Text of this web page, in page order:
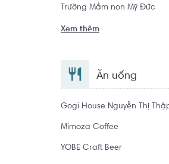
Trường Mầm non Mỹ Đức
Xem thêm
Ăn uống
Gogi House Nguyễn Thị
Mimoza Coffee
YOBE Craft Beer